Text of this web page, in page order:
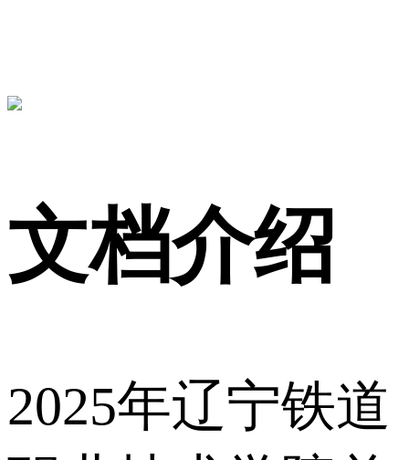
文档介绍
2025年辽宁铁道